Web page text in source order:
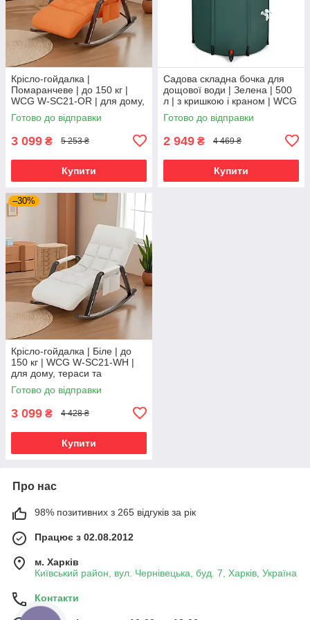
Крісло-гойдалка |
Помаранчеве | до 150 кг |
WCG W-SC21-OR | для дому,
тераси та відпочинку
Готово до відправки
3 099 ₴ 5 253 ₴
Купити
Садова складна бочка для
дощової води | Зелена | 500
л | з кришкою і краном | WCG
W-WB16-500 | для саду,
городу та збору води
Готово до відправки
2 949 ₴ 4 469 ₴
Купити
–30%
Крісло-гойдалка | Біле | до
150 кг | WCG W-SC21-WH |
для дому, тераси та
відпочинку
Готово до відправки
3 099 ₴ 4 428 ₴
Купити
Про нас
98% позитивних з 265 відгуків за рік
Працює з 02.08.2012
м. Харків
Київський район, вул. Чернівецька, буд. 7, Харків, Україна
Контакти